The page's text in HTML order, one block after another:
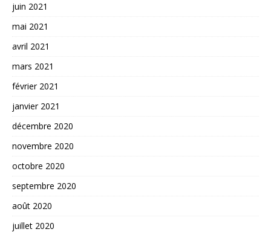
juin 2021
mai 2021
avril 2021
mars 2021
février 2021
janvier 2021
décembre 2020
novembre 2020
octobre 2020
septembre 2020
août 2020
juillet 2020